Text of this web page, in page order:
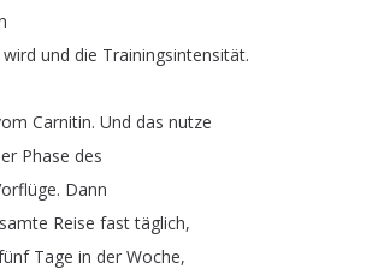
wird und die Trainingsintensität.
Carnitin. Und das nutze
Phase des
. Dann
Reise fast täglich,
Tage in der Woche,